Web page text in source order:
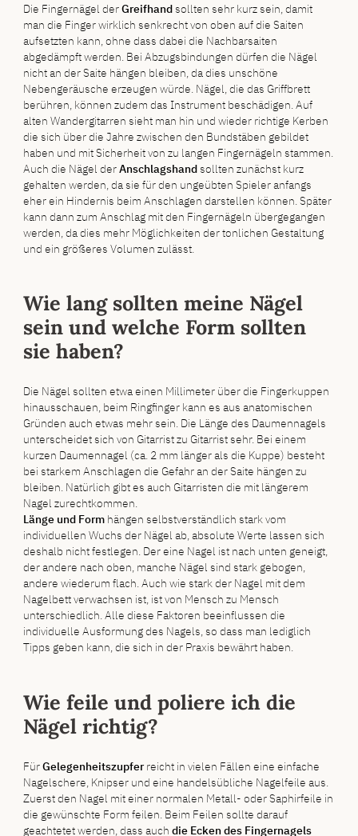
Die Fingernägel derGreifhandsollten sehr kurz sein, damit
man die Finger wirklich senkrecht von oben auf die Saiten
aufsetzten kann, ohne dass dabei die Nachbarsaiten
abgedämpft werden. Bei Abzugsbindungen dürfen die Nägel
nicht an der Saite hängen bleiben, da dies unschöne
Nebengeräusche erzeugen würde. Nägel, die das Griffbrett
berühren, können zudem das Instrument beschädigen. Auf
alten Wandergitarren sieht man hin und wieder richtige Kerben
die sich über die Jahre zwischen den Bundstäben gebildet
haben und mit Sicherheit von zu langen Fingernägeln stammen.
Auch die Nägel derAnschlagshandsollten zunächst kurz
gehalten werden, da sie für den ungeübten Spieler anfangs
eher ein Hindernis beim Anschlagen darstellen können. Später
kann dann zum Anschlag mit den Fingernägeln übergegangen
werden, da dies mehr Möglichkeiten der tonlichen Gestaltung
und ein größeres Volumen zulässt.
Wie lang sollten meine Nägel
sein und welche Form sollten
sie haben?
Die Nägel sollten etwa einen Millimeter über die Fingerkuppen
hinausschauen, beim Ringfinger kann es aus anatomischen
Gründen auch etwas mehr sein. Die Länge des Daumennagels
unterscheidet sich von Gitarrist zu Gitarrist sehr. Bei einem
kurzen Daumennagel (ca. 2 mm länger als die Kuppe) besteht
bei starkem Anschlagen die Gefahr an der Saite hängen zu
bleiben. Natürlich gibt es auch Gitarristen die mit längerem
Nagel zurechtkommen.
Länge und Form hängen selbstverständlich stark vom
individuellen Wuchs der Nägel ab, absolute Werte lassen sich
deshalb nicht festlegen. Der eine Nagel ist nach unten geneigt,
der andere nach oben, manche Nägel sind stark gebogen,
andere wiederum flach. Auch wie stark der Nagel mit dem
Nagelbett verwachsen ist, ist von Mensch zu Mensch
unterschiedlich. Alle diese Faktoren beeinflussen die
individuelle Ausformung des Nagels, so dass man lediglich
Tipps geben kann, die sich in der Praxis bewährt haben.
Wie feile und poliere ich die
Nägel richtig?
FürGelegenheitszupferreicht in vielen Fällen eine einfache
Nagelschere, Knipser und eine handelsübliche Nagelfeile aus.
Zuerst den Nagel mit einer normalen Metall- oder Saphirfeile in
die gewünschte Form feilen. Beim Feilen sollte darauf
geachtetet werden, dass auchdie Ecken des Fingernagels